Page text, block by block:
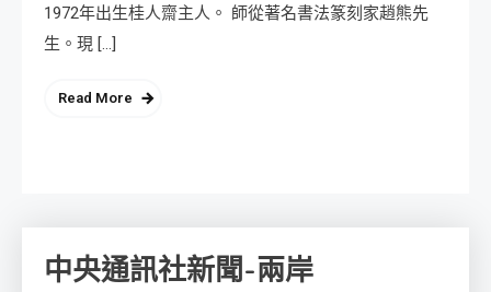
1972年出生桂人齋主人。 師從著名書法篆刻家趙熊先
生。現 […]
Read More
中央通訊社新聞-兩岸